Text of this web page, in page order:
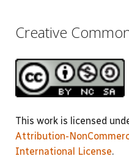
Creative
This work is licensed
Attribution-
International License.